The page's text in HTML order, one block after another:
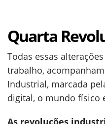
Quarta
Todas essas
trabalho,
Industrial, marcada
digital, o mundo físico
As revoluções